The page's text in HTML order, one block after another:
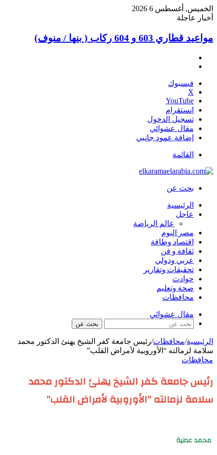
الخميس, أغسطس 6 2026
أخبار عاجلة
مواعيد قطاري 603 و 604 ركاب ( بنها / منوف)
فيسبوك
‫X
‫YouTube
انستقرام
تسجيل الدخول
مقال عشوائي
إضافة عمود جانبي
القائمة
بحث عن
الرئيسية
عاجل
عالم الرياضة
مصر اليوم
اقتصاد وطاقة
ثقافة و فن
عربي ودولي
تحقيقات وتقارير
حوادث
صحة وتعليم
محافظات
مقال عشوائي
بحث عن
الرئيسية/محافظات/​رئيس جامعة كفر الشيخ يهنئ الدكتور محمد
سلامة لزمالته “الأوروبية لأمراض القلب”
محافظات
​رئيس جامعة كفر الشيخ يهنئ الدكتور محمد
سلامة لزمالته “الأوروبية لأمراض القلب”
محمد عطية